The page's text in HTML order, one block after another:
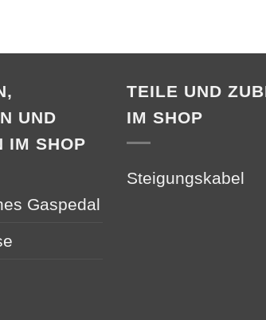
UND
IM SHOP
Gaspedal
TEILE UND
IM SHOP
Steigungskabel